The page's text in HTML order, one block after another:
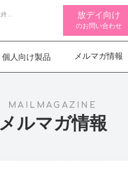
放デイ向け
のお問い合わせ
脳バランサー キッズ
個人向け製品
こども脳機能バランサ
メルマガ情報
「伝わる実感」を「伝えたい」意欲へ（最終回）
MAILMAGAZINE
メルマガ情報